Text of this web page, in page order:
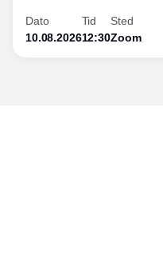
inden for bæredygtig
skaber værdi for både
Dato
10.08.2026
Tid
12:30
Sted
Zoom